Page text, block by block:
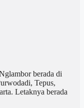
berada di
Tepus,
Letaknya berada